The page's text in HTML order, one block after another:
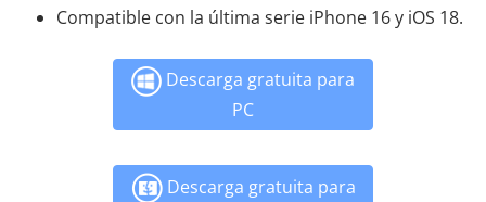
Compatible con la última serie iPhone 16 y iOS 18.
Descarga gratuita para
PC
Descarga gratuita para